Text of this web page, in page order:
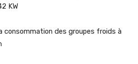
KW
consommation des groupes froids à